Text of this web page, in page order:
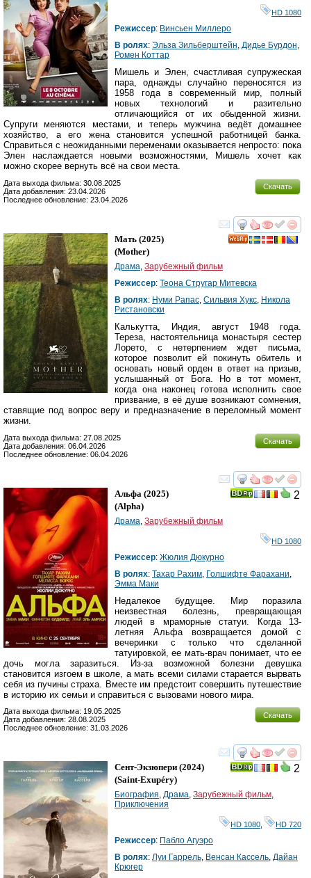
HD 1080
Режиссер: Винсьен Миллеро
В ролях: Эльза Зильберштейн, Дидье Бурдон,
Ромен Коттар
Мишель и Элен, счастливая супружеская
пара, однажды случайно переносятся из
1958 года в современный мир, полный
новых технологий и разительно
отличающийся от их обыденной жизни.
Супруги меняются местами, и теперь мужчина ведёт домашнее
хозяйство, а его жена становится успешной работницей банка.
Справиться с неожиданными переменами оказывается непросто: пока
Элен наслаждается новыми возможностями, Мишель хочет как
можно скорее вернуть всё на свои места.
Скачать
Дата выхода фильма: 30.08.2025
Дата добавления: 23.04.2026
Последнее обновление: 23.04.2026
смотреть
Мать (2025)
(Mother)
Драма Зарубежный фильм
Режиссер: Теона Стругар Митевска
В ролях: Нуми Рапас Сильвия Хукс Никола
Ристановски
Калькутта, Индия, август 1948 года.
Тереза, настоятельница монастыря сестер
Лорето, с нетерпением ждет письма,
которое позволит ей покинуть обитель и
основать новый орден в ответ на призыв,
услышанный от Бога. Но в тот момент,
когда она наконец готова исполнить свое
призвание, в её душе возникают сомнения,
ставящие под вопрос веру и предназначение в переломный момент
жизни.
Скачать
Дата выхода фильма: 27.08.2025
Дата добавления: 06.04.2026
Последнее обновление: 06.04.2026
смотреть
2
Альфа (2025)
(Alpha)
Драма Зарубежный фильм
HD 1080
Режиссер: Жюлия Дюкурно
В ролях: Тахар Рахим Голшифте Фарахани
Эмма Маки
Недалекое будущее. Мир поразила
неизвестная болезнь, превращающая
людей в мраморные статуи. Когда 13-
летняя Альфа возвращается домой с
вечеринки с только что сделанной
татуировкой, ее мать-врач понимает, что ее
дочь могла заразиться. Из-за возможной болезни девушка
становится изгоем в школе, а мать всеми силами старается вырвать
себя из пучины страха. Вместе им предстоит совершить путешествие
в историю их семьи и справиться с вызовами нового мира.
Скачать
Дата выхода фильма: 19.05.2025
Дата добавления: 28.08.2025
Последнее обновление: 31.03.2026
смотреть
2
Сент-Экзюпери (2024)
(Saint-Exupéry)
Биография, Драма, Зарубежный фильм,
Приключения
HD 1080 HD 720
Режиссер: Пабло Агуэро
В ролях: Луи Гаррель, Венсан Кассель, Дайан
Крюгер